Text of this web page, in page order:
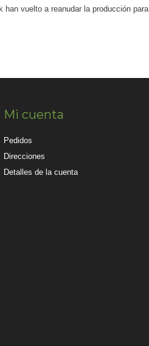
vuelto a reanudar la producción para
Mi cuenta
Pedidos
Direcciones
Detalles de la cuenta